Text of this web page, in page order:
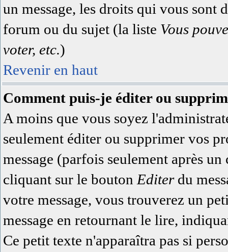
un message, les droits qui vous sont
forum ou du sujet (la liste Vous
voter, etc.)
Revenir en haut
Comment puis-je éditer ou
A moins que vous soyez
seulement éditer ou supprimer vos
message (parfois seulement après
cliquant sur le bouton Editerdu
votre message, vous trouverez un
message en retournant le lire,
Ce petit texte n'apparaîtra pas si